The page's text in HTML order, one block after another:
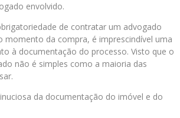
envolvido.
de contratar um advogado
momento da compra, é imprescindível uma
à documentação do processo. Visto que o
não é simples como a maioria das
da documentação do imóvel e do